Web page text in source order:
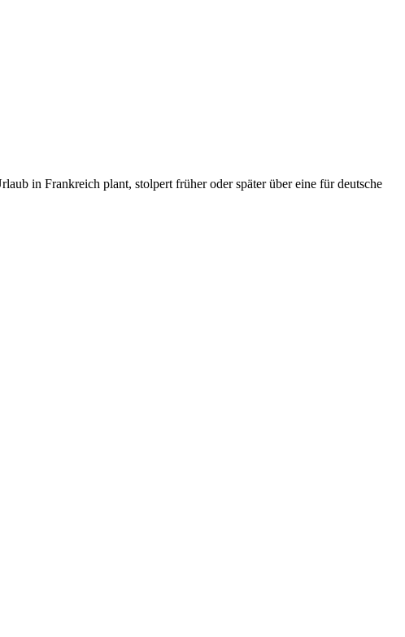
in Frankreich plant, stolpert früher oder später über eine für deutsche